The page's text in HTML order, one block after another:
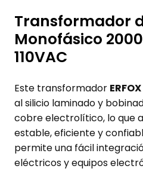
Transformador
Monofásico
110VAC
Este transformador ERFOX
al silicio laminado y
cobre electrolítico, lo que
estable, eficiente y
permite una fácil
eléctricos y equipos